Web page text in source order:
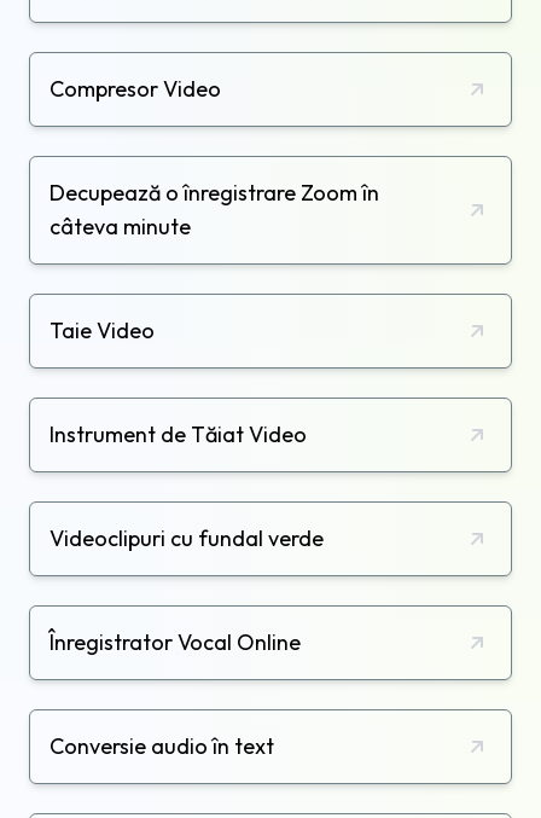
Compresor Video
Decupează o înregistrare Zoom în
câteva minute
Taie Video
Instrument de Tăiat Video
Videoclipuri cu fundal verde
Înregistrator Vocal Online
Conversie audio în text